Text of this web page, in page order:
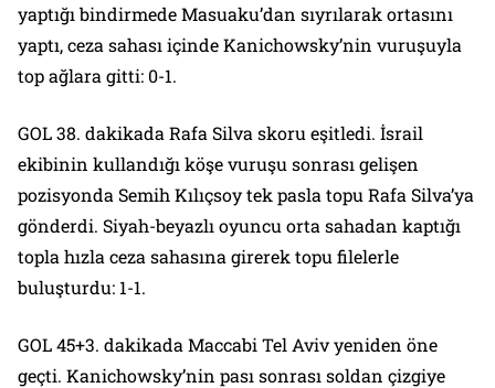
yaptığı bindirmede Masuaku’dan sıyrılarak ortasını
yaptı, ceza sahası içinde Kanichowsky’nin vuruşuyla
top ağlara gitti: 0-1.
GOL 38. dakikada Rafa Silva skoru eşitledi. İsrail
ekibinin kullandığı köşe vuruşu sonrası gelişen
pozisyonda Semih Kılıçsoy tek pasla topu Rafa Silva’ya
gönderdi. Siyah-beyazlı oyuncu orta sahadan kaptığı
topla hızla ceza sahasına girerek topu filelerle
buluşturdu: 1-1.
GOL 45+3. dakikada Maccabi Tel Aviv yeniden öne
geçti. Kanichowsky’nin pası sonrası soldan çizgiye